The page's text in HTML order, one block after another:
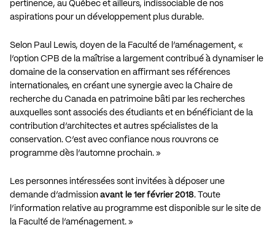
pertinence, au Québec et ailleurs, indissociable de nos
aspirations pour un développement plus durable.
Selon Paul Lewis, doyen de la Faculté de l’aménagement, «
l’option CPB de la maîtrise a largement contribué à dynamiser le
domaine de la conservation en affirmant ses références
internationales, en créant une synergie avec la Chaire de
recherche du Canada en patrimoine bâti par les recherches
auxquelles sont associés des étudiants et en bénéficiant de la
contribution d’architectes et autres spécialistes de la
conservation. C’est avec confiance nous rouvrons ce
programme dès l’automne prochain. »
Les personnes intéressées sont invitées à déposer une
demande d’admission avant le 1er février 2018. Toute
l’information relative au programme est disponible sur le site de
la Faculté de l’aménagement. »